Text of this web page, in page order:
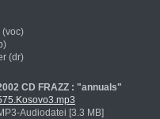
(voc)
(dr)
CD FRAZZ : "annuals"
Audiodatei [3.3 MB]